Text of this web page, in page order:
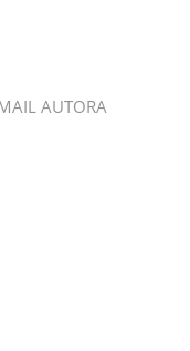
AUTORA